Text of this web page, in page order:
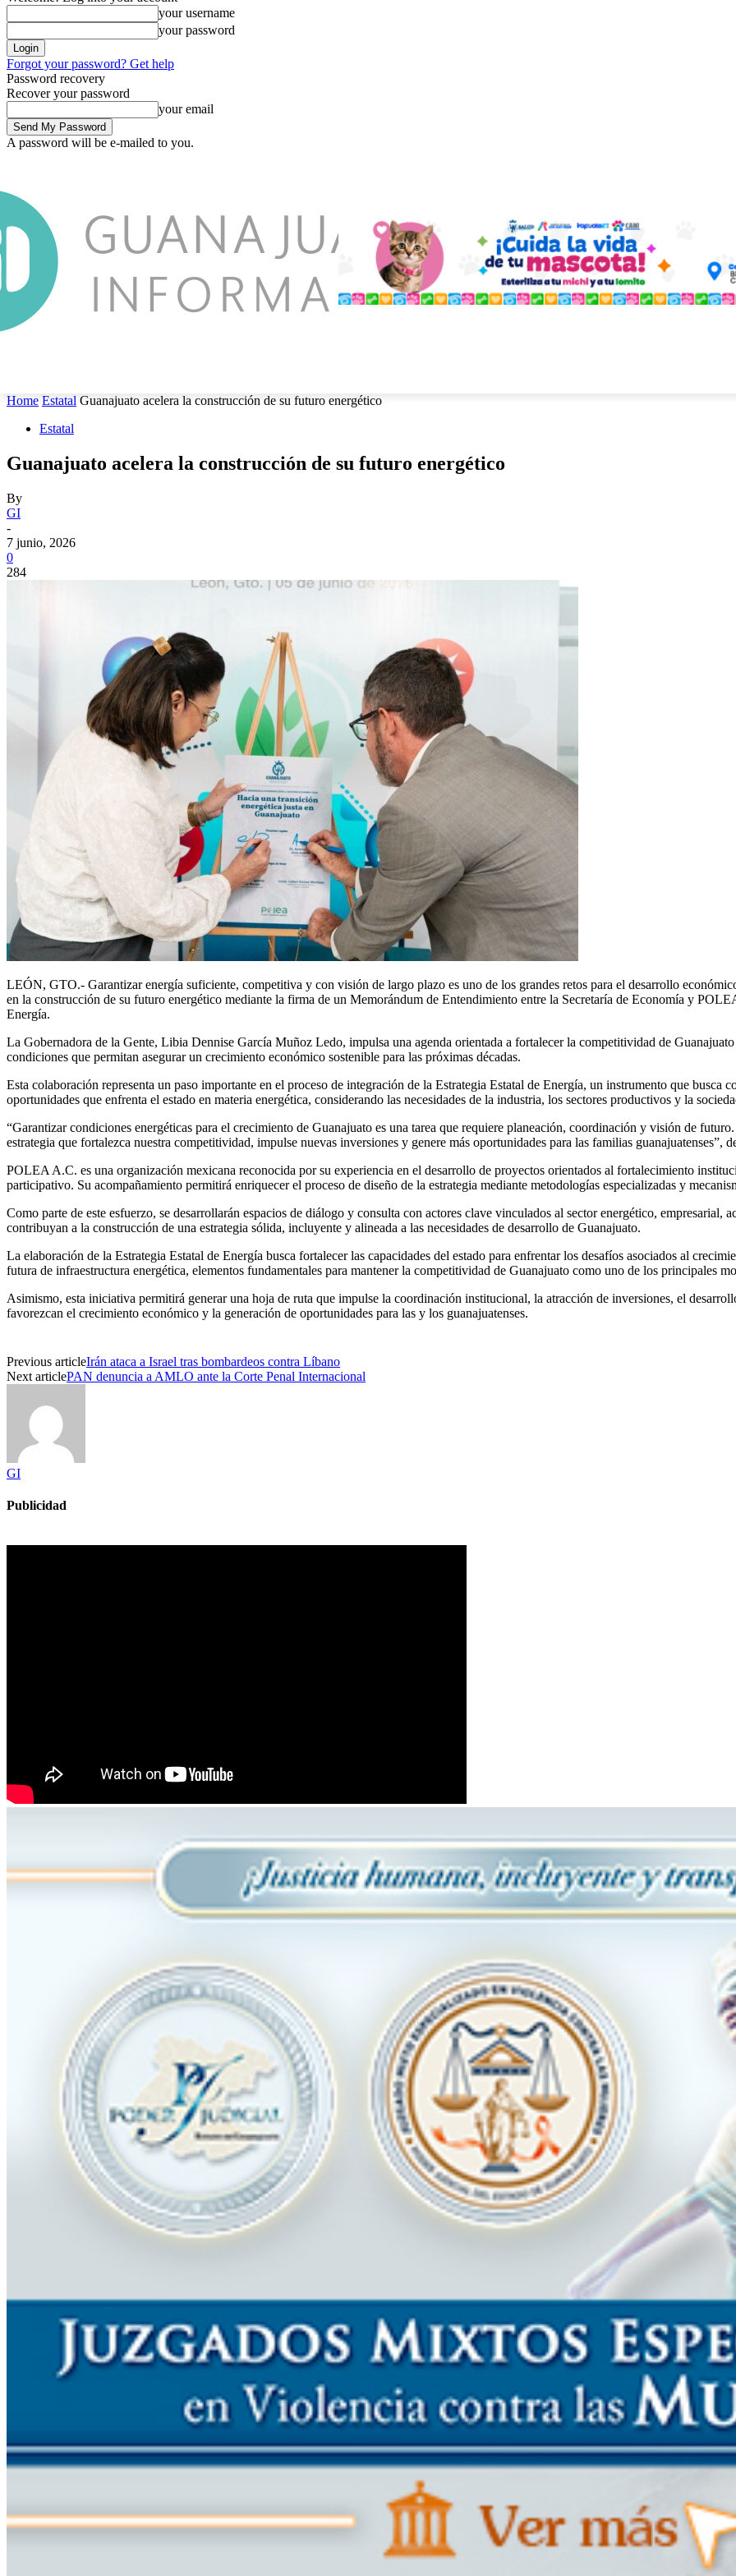
your username
your password
Forgot your password? Get help
Password recovery
Recover your password
your email
A password will be e-mailed to you.
Home Estatal Guanajuato acelera la construcción de su futuro energético
Estatal
Guanajuato acelera la construcción de su futuro energético
By
GI
-
7 junio, 2026
0
284
LEÓN, GTO.- Garantizar energía suficiente, competitiva y con visión de largo plazo es uno de los grandes retos para el desarrollo
en la construcción de su futuro energético mediante la firma de un Memorándum de Entendimiento entre la Secretaría de Economía y
Energía.
La Gobernadora de la Gente, Libia Dennise García Muñoz Ledo, impulsa una agenda orientada a fortalecer la competitividad de
condiciones que permitan asegurar un crecimiento económico sostenible para las próximas décadas.
Esta colaboración representa un paso importante en el proceso de integración de la Estrategia Estatal de Energía, un instrumento que busca
oportunidades que enfrenta el estado en materia energética, considerando las necesidades de la industria, los sectores productivos y la
“Garantizar condiciones energéticas para el crecimiento de Guanajuato es una tarea que requiere planeación, coordinación y visión de
estrategia que fortalezca nuestra competitividad, impulse nuevas inversiones y genere más oportunidades para las familias
POLEA A.C. es una organización mexicana reconocida por su experiencia en el desarrollo de proyectos orientados al fortalecimiento
participativo. Su acompañamiento permitirá enriquecer el proceso de diseño de la estrategia mediante metodologías especializadas y
Como parte de este esfuerzo, se desarrollarán espacios de diálogo y consulta con actores clave vinculados al sector energético,
contribuyan a la construcción de una estrategia sólida, incluyente y alineada a las necesidades de desarrollo de Guanajuato.
La elaboración de la Estrategia Estatal de Energía busca fortalecer las capacidades del estado para enfrentar los desafíos asociados al
futura de infraestructura energética, elementos fundamentales para mantener la competitividad de Guanajuato como uno de los principales
Asimismo, esta iniciativa permitirá generar una hoja de ruta que impulse la coordinación institucional, la atracción de inversiones, el
favorezcan el crecimiento económico y la generación de oportunidades para las y los guanajuatenses.
Previous articleIrán ataca a Israel tras bombardeos contra Líbano
Next articlePAN denuncia a AMLO ante la Corte Penal Internacional
GI
Publicidad